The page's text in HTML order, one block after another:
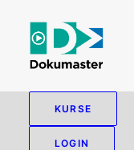
KURSE
LOGIN